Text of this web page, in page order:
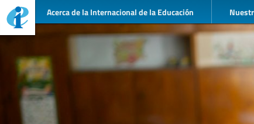
Acerca de la Internacional de la Educación